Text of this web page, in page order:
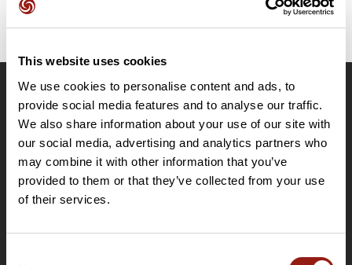
This website uses cookies
We use cookies to personalise content and ads, to
provide social media features and to analyse our traffic.
We also share information about your use of our site with
our social media, advertising and analytics partners who
may combine it with other information that you’ve
provided to them or that they’ve collected from your use
of their services.
OpenRunner
Equipo
Empleo
A proposito
Contacto